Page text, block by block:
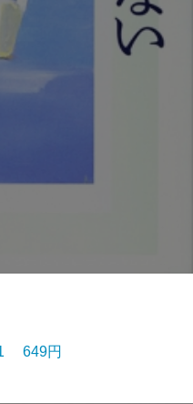
1 649円